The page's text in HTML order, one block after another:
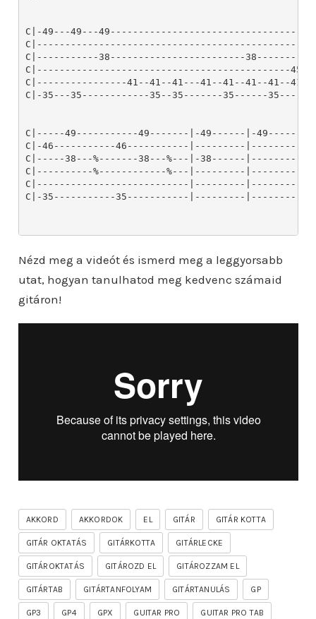
Nézd meg a videót és ismerd meg a leggyorsabb
utat, hogyan tanulhatod meg kedvenc számaid
gitáron!
AKKORD AKKORDOK EL GITÁR GITÁR KOTTA
GITÁR OKTATÁS GITÁRKOTTA GITÁRLECKE
GITÁROKTATÁS GITÁROZD EL GITÁROZZAM EL
GITÁRTAB GITÁRTANFOLYAM GITÁRTANULÁS GP
GP3 GP4 GPX GUITAR PRO GUITAR PRO TAB